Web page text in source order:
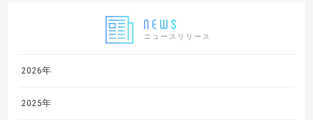
ニュースリリース
2026年
2025年